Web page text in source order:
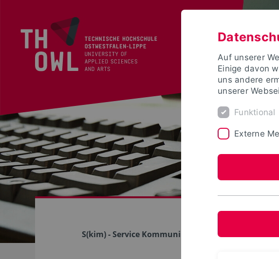
S(kim) - Service Kommunikation Information
Auf unserer
Einige davon
uns andere
unserer
Funktional
Externe